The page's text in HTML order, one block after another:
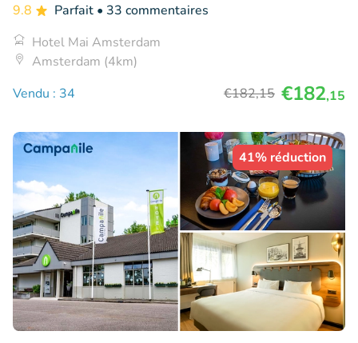
9.8 Parfait • 33 commentaires
Hotel Mai Amsterdam
Amsterdam (4km)
Vendu : 34
€182,15 €182,15
41% réduction